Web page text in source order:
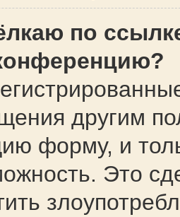
по
другим
форму, и
Это